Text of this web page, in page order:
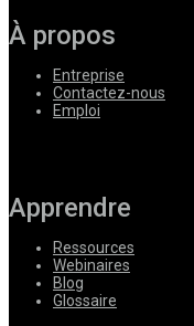
À propos
Entreprise
Contactez-nous
Emploi
Apprendre
Ressources
Webinaires
Blog
Glossaire